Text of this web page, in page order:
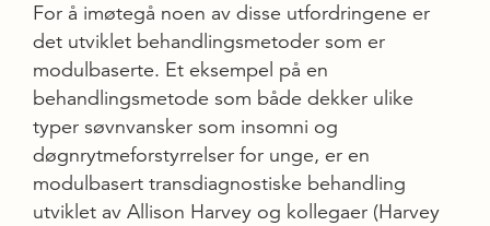
For å imøtegå noen av disse utfordringene er
det utviklet behandlingsmetoder som er
modulbaserte. Et eksempel på en
behandlingsmetode som både dekker ulike
typer søvnvansker som insomni og
døgnrytmeforstyrrelser for unge, er en
modulbasert transdiagnostiske behandling
utviklet av Allison Harvey og kollegaer (Harvey